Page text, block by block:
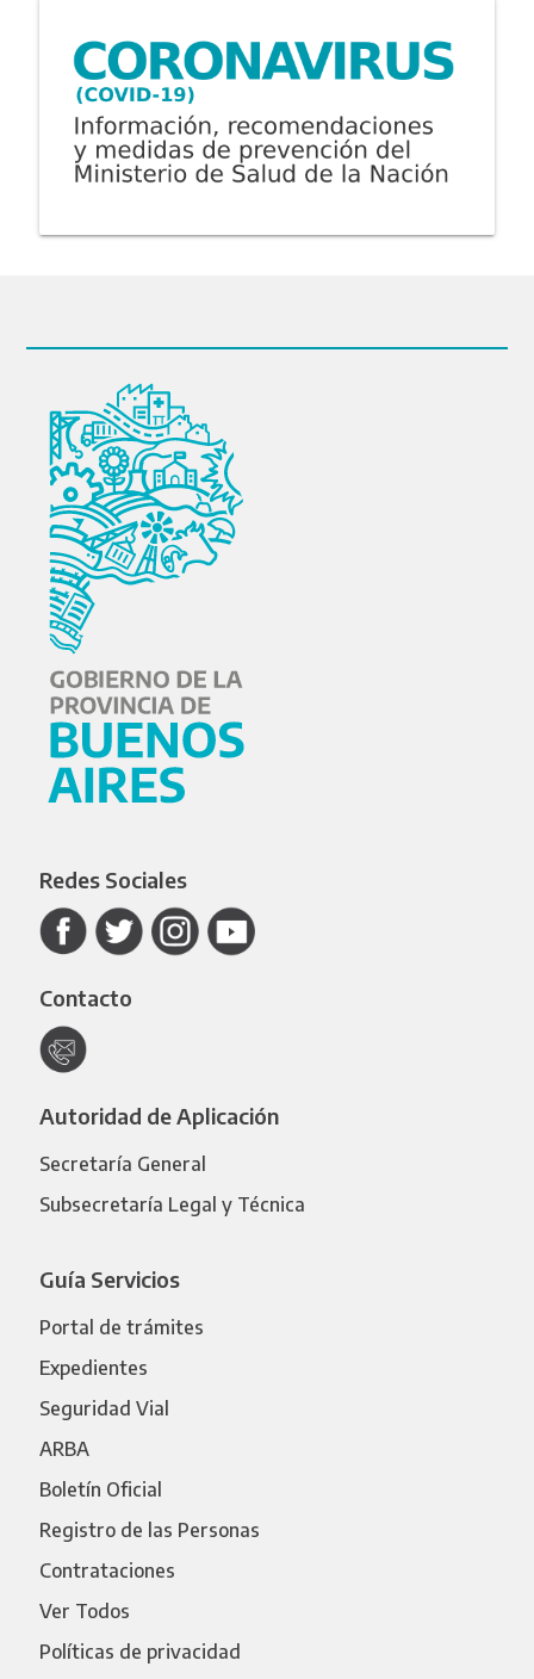
Redes Sociales
Contacto
Autoridad de Aplicación
Secretaría General
Subsecretaría Legal y Técnica
Guía Servicios
Portal de trámites
Expedientes
Seguridad Vial
ARBA
Boletín Oficial
Registro de las Personas
Contrataciones
Ver Todos
Políticas de privacidad